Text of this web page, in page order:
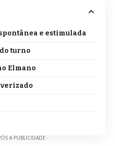
e estimulada
turno
Elmano
A PUBLICIDADE -